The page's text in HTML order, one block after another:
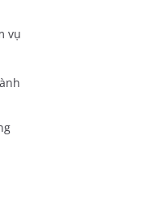
vụ